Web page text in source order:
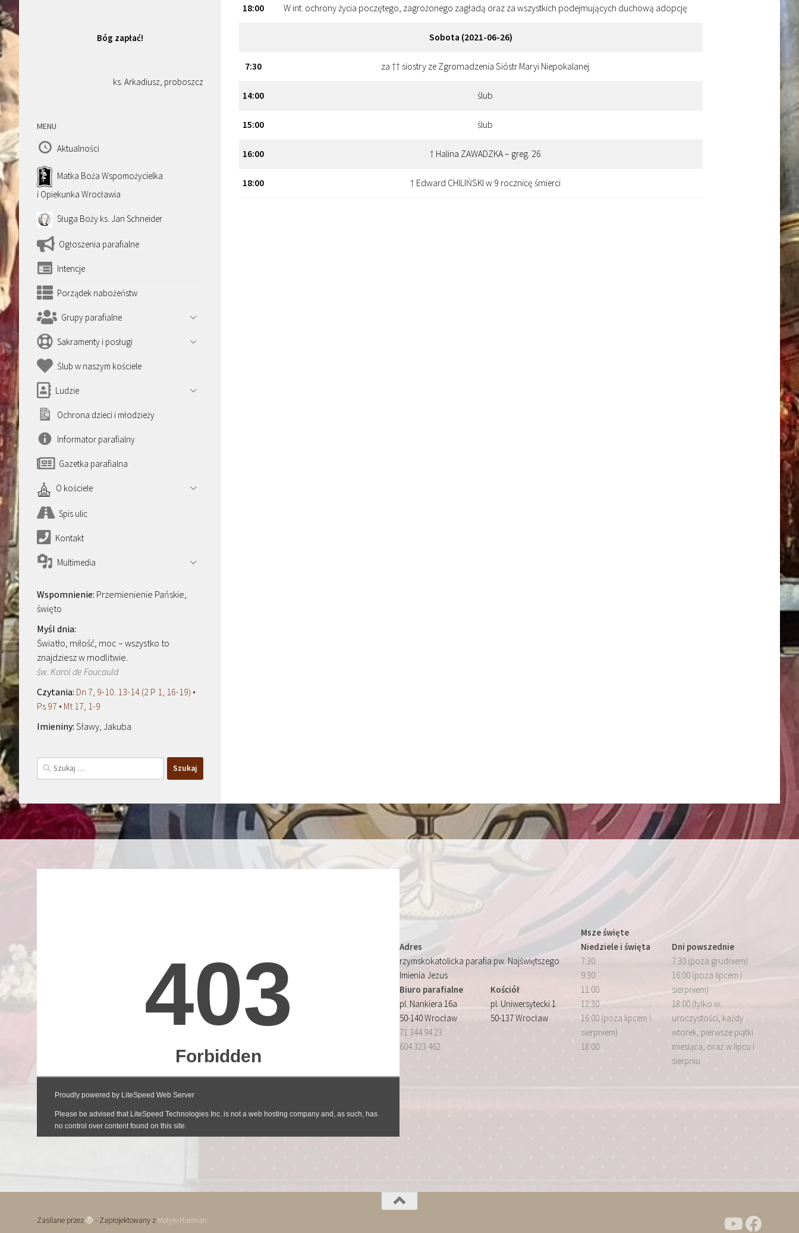
18:00 W int. ochrony życia poczętego, zagrożonego zagładą oraz za wszystkich podejmujących duchową adopcję
Sobota (2021-06-26)
7:30 za †† siostry ze Zgromadzenia Sióstr Maryi Niepokalanej
14:00 ślub
15:00 ślub
16:00 † Halina ZAWADZKA – greg. 26
18:00 † Edward CHILIŃSKI w 9 rocznicę śmierci
Bóg zapłać!
ks. Arkadiusz, proboszcz
MENU
Aktualności
Matka Boża Wspomożycielka
i Opiekunka Wrocławia
Sługa Boży ks. Jan Schneider
Ogłoszenia parafialne
Intencje
Porządek nabożeństw
Grupy parafialne
Sakramenty i posługi
Ślub w naszym kościele
Ludzie
Ochrona dzieci i młodzieży
Informator parafialny
Gazetka parafialna
O kościele
Spis ulic
Kontakt
Multimedia
Przemienienie Pańskie,
święto
Światło, miłość, moc – wszystko to
znajdziesz w modlitwie.
św. Karol de Foucauld
Dn 7, 9-10. 13-14 (2 P 1, 16-19) •
Ps 97 • Mt 17, 1-9
Sławy, Jakuba
Szukaj:
Adres
rzymskokatolicka parafia pw. Najświętszego
Imienia Jezus
Biuro parafialne
pl. Nankiera 16a
50-140 Wrocław
71 344 94 23
604 323 462
Kościół
pl. Uniwersytecki 1
50-137 Wrocław
Msze święte
Niedziele i święta
7:30
9:30
11:00
12:30
16:00 (poza lipcem i
sierpniem)
18:00
Dni powszednie
7:30 (poza grudniem)
16:00 (poza lipcem i
sierpniem)
18:00 (tylko w:
uroczystości, każdy
wtorek, pierwsze piątki
miesiąca, oraz w lipcu i
sierpniu
Zasilane przez - Zaprojektowany z Motyw Hueman